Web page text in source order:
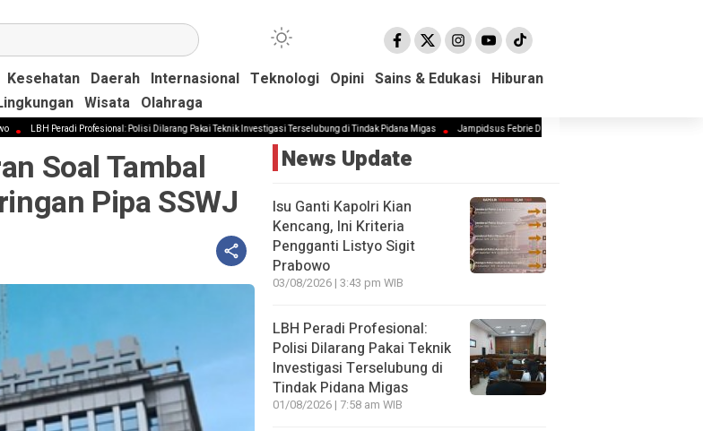
Kesehatan Daerah Internasional Teknologi Opini Sains & Edukasi Hiburan
Wisata Olahraga
Kesehatan Daerah Internasional Teknologi Opini Sains & Edukasi Hiburan
Wisata Olahraga
Profesional: Polisi Dilarang Pakai Teknik Investigasi Terselubung di Tindak Pidana Migas Jampidsus Febrie Diminta Mundur Demi Jaga Marwah Kejagung dan
Soal Tambal
Pipa SSWJ
News Update
Isu Ganti Kapolri Kian
Kencang, Ini Kriteria
Pengganti Listyo Sigit
Prabowo
03/08/2026 | 3:43 pm WIB
LBH Peradi Profesional:
Polisi Dilarang Pakai Teknik
Investigasi Terselubung di
Tindak Pidana Migas
01/08/2026 | 7:58 am WIB